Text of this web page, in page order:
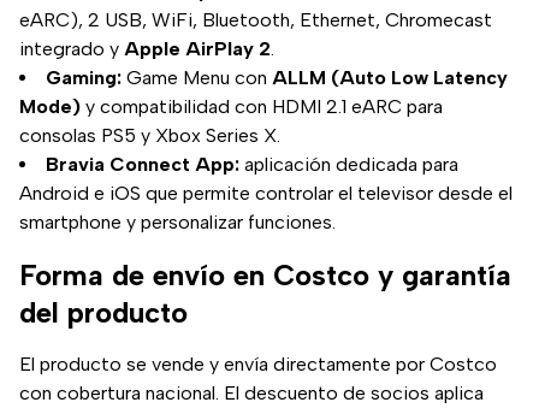
eARC), 2 USB, WiFi, Bluetooth, Ethernet, Chromecast
integrado y Apple AirPlay 2
Gaming: Game Menu con ALLM (Auto Low Latency
Mode) y compatibilidad con HDMI 2.1 eARC para
consolas PS5 y Xbox Series X.
Bravia Connect App: aplicación dedicada para
Android e iOS que permite controlar el televisor desde el
smartphone y personalizar funciones.
Forma de envío en Costco y garantía
del producto
El producto se vende y envía directamente por Costco
con cobertura nacional. El descuento de socios aplica